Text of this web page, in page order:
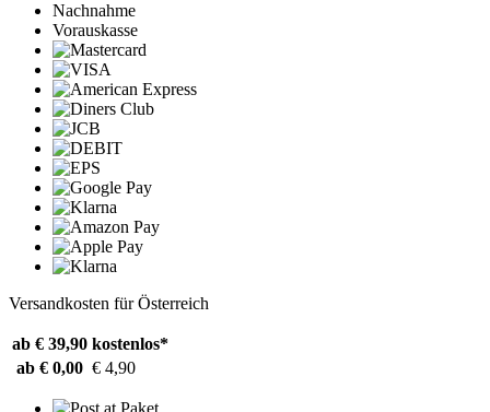
Nachnahme
Vorauskasse
Versandkosten für Österreich
ab € 39,90 kostenlos*
ab € 0,00 € 4,90